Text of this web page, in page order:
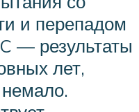
и перепадом
— результаты
лет,
немало.